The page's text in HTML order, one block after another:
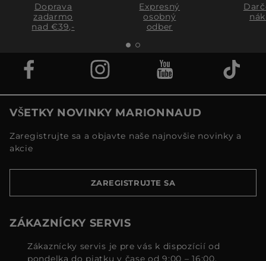
Doprava
zadarmo
nad €39,-
Expresný
osobný
odber
VŠETKY NOVINKY MARIONNAUD
Zaregistrujte sa a objavte naše najnovšie novinky a
akcie
ZAREGISTRUJTE SA
ZÁKAZNÍCKY SERVIS
Zákaznícky servis je pre vás k dispozícií od
pondelka do piatku v čase od 9:00 – 16:00.